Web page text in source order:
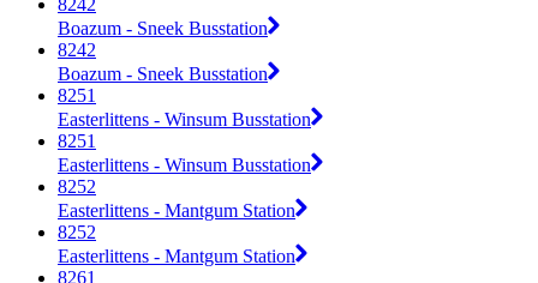
8242
Boazum - Sneek Busstation
8242
Boazum - Sneek Busstation
8251
Easterlittens - Winsum Busstation
8251
Easterlittens - Winsum Busstation
8252
Easterlittens - Mantgum Station
8252
Easterlittens - Mantgum Station
8261